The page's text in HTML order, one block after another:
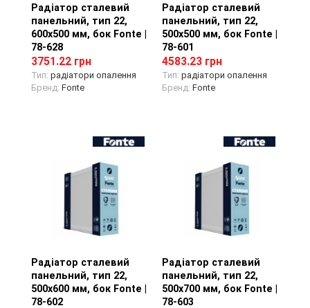
Перегляд товару
Радіатор сталевий
панельний, тип 22,
600х500 мм, бок Fonte |
78-628
3751.22 грн
Тип: радіатори опалення
Бренд: Fonte
Перегляд товару
Радіатор сталевий
панельний, тип 22,
500х500 мм, бок Fonte |
78-601
4583.23 грн
Тип: радіатори опалення
Бренд: Fonte
Перегляд товару
Радіатор сталевий
панельний, тип 22,
500х600 мм, бок Fonte |
78-602
Перегляд товару
Радіатор сталевий
панельний, тип 22,
500х700 мм, бок Fonte |
78-603